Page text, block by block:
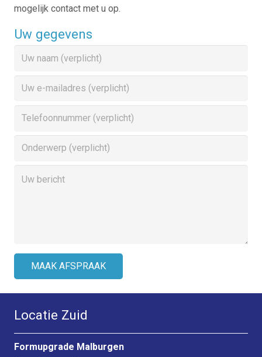
mogelijk contact met u op.
Uw gegevens
Locatie Zuid
Formupgrade Malburgen